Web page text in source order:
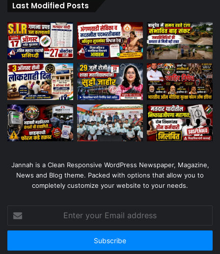
Last Modified Posts
Jannah is a Clean Responsive WordPress Newspaper, Magazine,
News and Blog theme. Packed with options that allow you to
completely customize your website to your needs.
your
Email